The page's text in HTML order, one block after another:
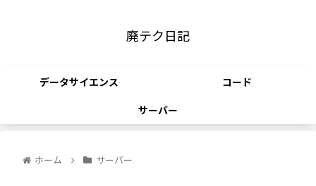
廃テク日記
データサイエンス
コード
サーバー
ホーム サーバー